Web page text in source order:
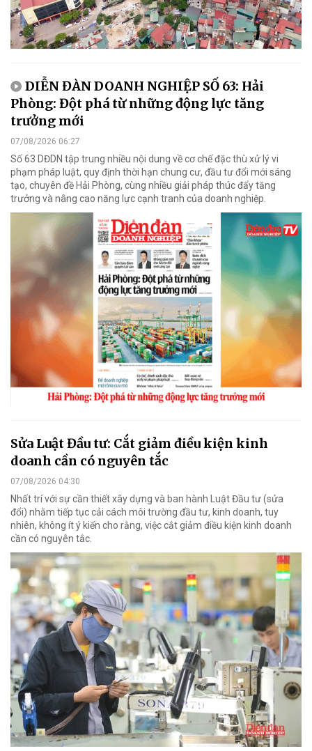
DIỄN ĐÀN DOANH NGHIỆP SỐ 63: Hải
Phòng: Đột phá từ những động lực tăng
trưởng mới
07/08/2026 06:27
Số 63 DĐDN tập trung nhiều nội dung về cơ chế đặc thù xử lý vi
phạm pháp luật, quy định thời hạn chung cư, đầu tư đổi mới sáng
tạo, chuyên đề Hải Phòng, cùng nhiều giải pháp thúc đẩy tăng
trưởng và nâng cao năng lực cạnh tranh của doanh nghiệp.
Sửa Luật Đầu tư: Cắt giảm điều kiện kinh
doanh cần có nguyên tắc
07/08/2026 04:30
Nhất trí với sự cần thiết xây dựng và ban hành Luật Đầu tư (sửa
đổi) nhằm tiếp tục cải cách môi trường đầu tư, kinh doanh, tuy
nhiên, không ít ý kiến cho rằng, việc cắt giảm điều kiện kinh doanh
cần có nguyên tắc.